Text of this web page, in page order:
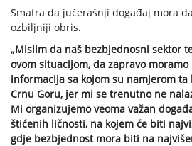
Smatra da jučerašnji događaj mora
ozbiljniji obris.
„Mislim da naš bezbjednosni sektor
ovom situacijom, da zapravo
informacija sa kojom su namjerom
Crnu Goru, jer mi se trenutno ne
Mi organizujemo veoma važan
štićenih ličnosti, na kojem će biti
gdje bezbjednost mora biti na